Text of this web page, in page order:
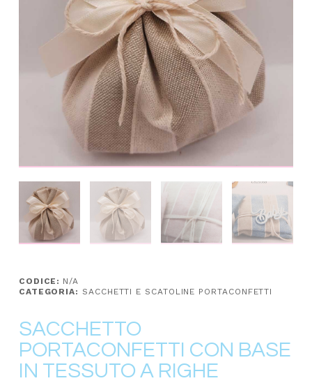
CODICE: N/A
CATEGORIA: SACCHETTI E SCATOLINE PORTACONFETTI
SACCHETTO
PORTACONFETTI CON BASE
IN TESSUTO A RIGHE